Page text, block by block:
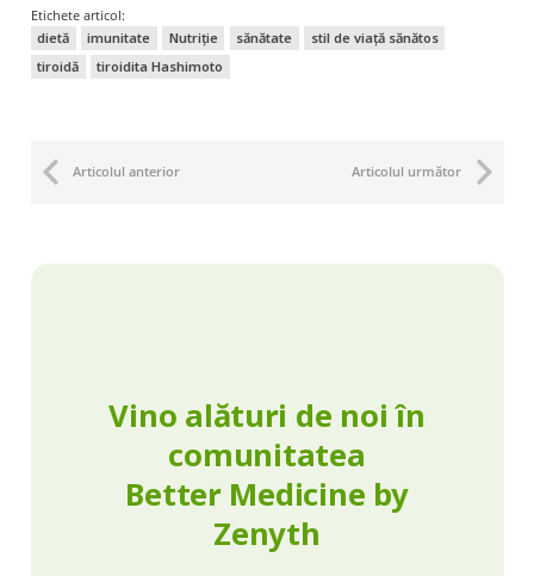
Etichete articol:
dietă
imunitate Nutriție sănătate
stil de viață sănătos
tiroidă
tiroidita Hashimoto
Articolul anterior Articolul următor
Vino alături de noi în
comunitatea
Better Medicine by
Zenyth